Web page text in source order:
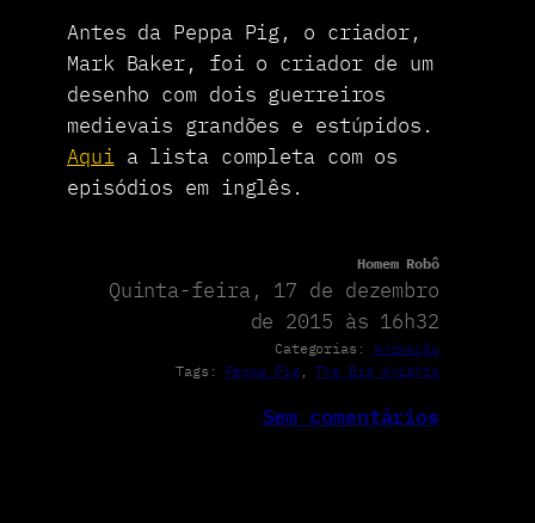
Antes da Peppa Pig, o criador,
Mark Baker, foi o criador de um
desenho com dois guerreiros
medievais grandões e estúpidos.
Aquia lista completa com os
episódios em inglês.
Homem Robô
Quinta-feira, 17 de dezembro
de 2015 às 16h32
Categorias: Animação
Tags: Peppa Pig, The Big Knights
Sem comentários